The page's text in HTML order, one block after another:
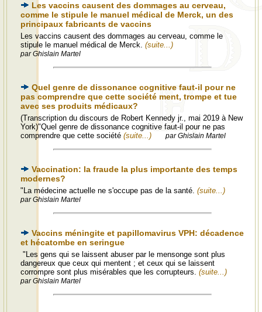
Les vaccins causent des dommages au cerveau,
comme le stipule le manuel médical de Merck, un des
principaux fabricants de vaccins
Les vaccins causent des dommages au cerveau, comme le
stipule le manuel médical de Merck. (suite...)
par Ghislain Martel
Quel genre de dissonance cognitive faut-il pour ne
pas comprendre que cette société ment, trompe et tue
avec ses produits médicaux?
(Transcription du discours de Robert Kennedy jr., mai 2019 à New
York)"Quel genre de dissonance cognitive faut-il pour ne pas
comprendre que cette société (suite...) par Ghislain Martel
Vaccination: la fraude la plus importante des temps
modernes?
"La médecine actuelle ne s'occupe pas de la santé. (suite...)
par Ghislain Martel
Vaccins méningite et papillomavirus VPH: décadence
et hécatombe en seringue
"Les gens qui se laissent abuser par le mensonge sont plus
dangereux que ceux qui mentent ; et ceux qui se laissent
corrompre sont plus misérables que les corrupteurs. (suite...)
par Ghislain Martel